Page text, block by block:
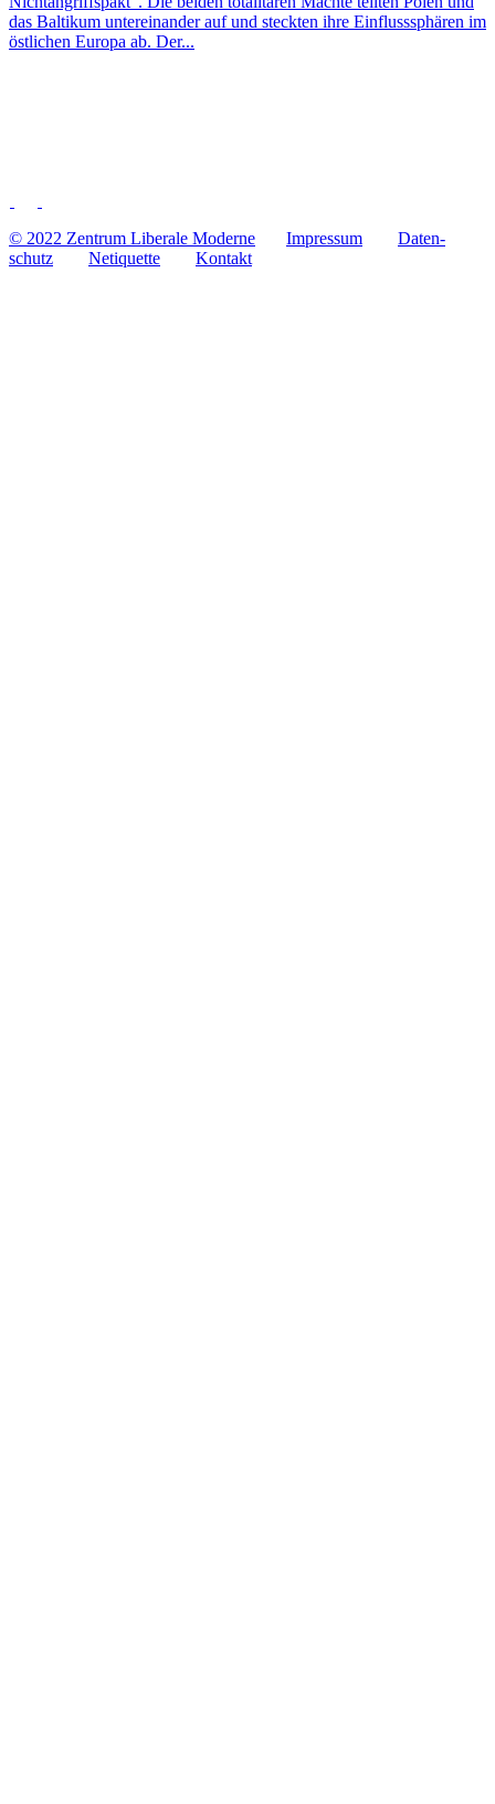
das Bal­ti­kum unter­ein­an­der auf und steck­ten ihre Ein­fluss­sphä­ren im
öst­li­chen Europa ab. Der...
© 2022 Zentrum Libe­rale Moderne Impres­sum
Daten­
schutz
Neti­quette Kontakt